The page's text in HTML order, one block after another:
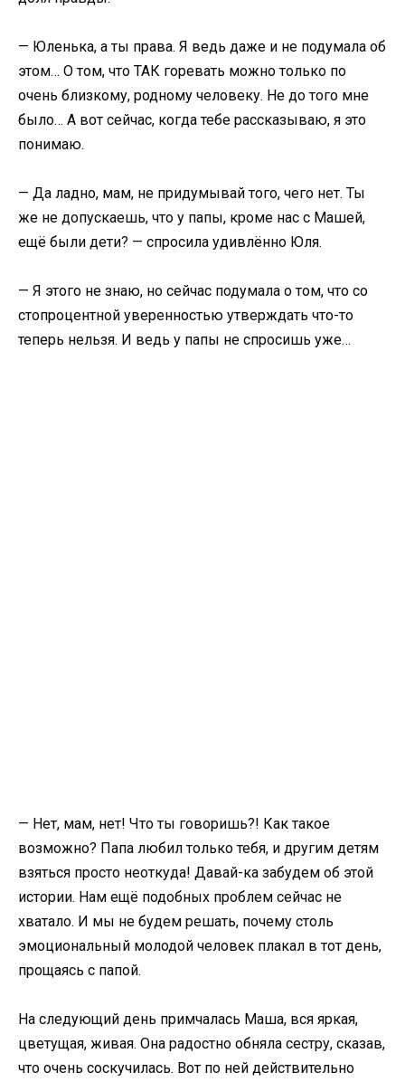
— Юленька, а ты права. Я ведь даже и не подумала об
этом… О том, что ТАК горевать можно только по
очень близкому, родному человеку. Не до того мне
было… А вот сейчас, когда тебе рассказываю, я это
понимаю.
— Да ладно, мам, не придумывай того, чего нет. Ты
же не допускаешь, что у папы, кроме нас с Машей,
ещё были дети? — спросила удивлённо Юля.
— Я этого не знаю, но сейчас подумала о том, что со
стопроцентной уверенностью утверждать что-то
теперь нельзя. И ведь у папы не спросишь уже…
— Нет, мам, нет! Что ты говоришь?! Как такое
возможно? Папа любил только тебя, и другим детям
взяться просто неоткуда! Давай-ка забудем об этой
истории. Нам ещё подобных проблем сейчас не
хватало. И мы не будем решать, почему столь
эмоциональный молодой человек плакал в тот день,
прощаясь с папой.
На следующий день примчалась Маша, вся яркая,
цветущая, живая. Она радостно обняла сестру, сказав,
что очень соскучилась. Вот по ней действительно